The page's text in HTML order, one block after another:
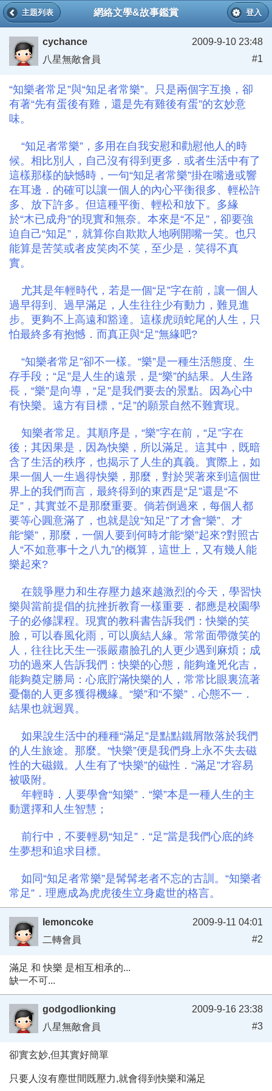
網絡文學&故事鑑賞
主題列表 登入
cychance
八星無敵會員
2009-9-10 23:48
#1
“知樂者常足”與“知足者常樂”。只是兩個字互換，卻
有著“先有蛋後有雞，還是先有雞後有蛋”的玄妙意
味。
“知足者常樂”，多用在自我安慰和勸慰他人的時
候。相比別人，自己沒有得到更多．或者生活中有了
這樣那樣的缺憾時，一句“知足者常樂”掛在嘴邊或響
在耳邊．的確可以讓一個人的內心平衡很多、輕松許
多、放下許多。但這種平衡、輕松和放下。多緣
於“木已成舟”的現實和無奈。本來是“不足”，卻要強
迫自己“知足”，就算你自欺欺人地咧開嘴一笑。也只
能算是苦笑或者皮笑肉不笑，至少是．笑得不真
實。
尤其是年輕時代，若是一個“足”字在前，讓一個人
過早得到、過早滿足，人生往往少有動力，難見進
步。更夠不上高遠和豁達。這樣虎頭蛇尾的人生，只
怕最終多有抱憾．而真正與“足”無緣吧?
“知樂者常足”卻不一樣。“樂”是一種生活態度、生
存手段；“足”是人生的遠景，是“樂”的結果。人生路
長，“樂”是向導，“足”是我們要去的景點。因為心中
有快樂。遠方有目標，“足”的願景自然不難實現。
知樂者常足。其順序是，“樂”字在前，“足”字在
後；其因果是，因為快樂，所以滿足。這其中，既暗
含了生活的秩序，也揭示了人生的真義。實際上，如
果一個人一生過得快樂，那麼，對於哭著來到這個世
界上的我們而言，最終得到的東西是“足”還是“不
足”，其實並不是那麼重要。倘若倒過來，每個人都
要等心圓意滿了，也就是說“知足”了才會“樂”、才
能“樂”，那麼，一個人要到何時才能“樂”起來?對照古
人“不如意事十之八九”的概算，這世上，又有幾人能
樂起來?
在競爭壓力和生存壓力越來越激烈的今天，學習快
樂與當前提倡的抗挫折教育一樣重要．都應是校園學
子的必修課程。現實的教科書告訴我們：快樂的笑
臉，可以春風化雨，可以廣結人緣。常常面帶微笑的
人，往往比天生一張嚴肅臉孔的人更少遇到麻煩；成
功的過來人告訴我們：快樂的心態，能夠逢兇化吉，
能夠奠定勝局：心底貯滿快樂的人，常常比眼裏流著
憂傷的人更多獲得機緣。“樂”和“不樂”．心態不一．
結果也就迥異。
如果說生活中的種種“滿足”是點點鐵屑散落於我們
的人生旅途。那麼。“快樂”便是我們身上永不失去磁
性的大磁鐵。人生有了“快樂”的磁性．“滿足”才容易
被吸附。
年輕時．人要學會“知樂”．“樂”本是一種人生的主
動選擇和人生智慧；
前行中，不要輕易“知足”．“足”當是我們心底的終
生夢想和追求目標。
如同“知足者常樂”是髯髯老者不忘的古訓。“知樂者
常足”．理應成為虎虎後生立身處世的格言。
lemoncoke
二轉會員
2009-9-11 04:01
#2
滿足 和 快樂 是相互相承的...
缺一不可...
godgodlionking
八星無敵會員
2009-9-16 23:38
#3
卻實玄妙,但其實好簡單
只要人沒有塵世間既壓力,就會得到快樂和滿足